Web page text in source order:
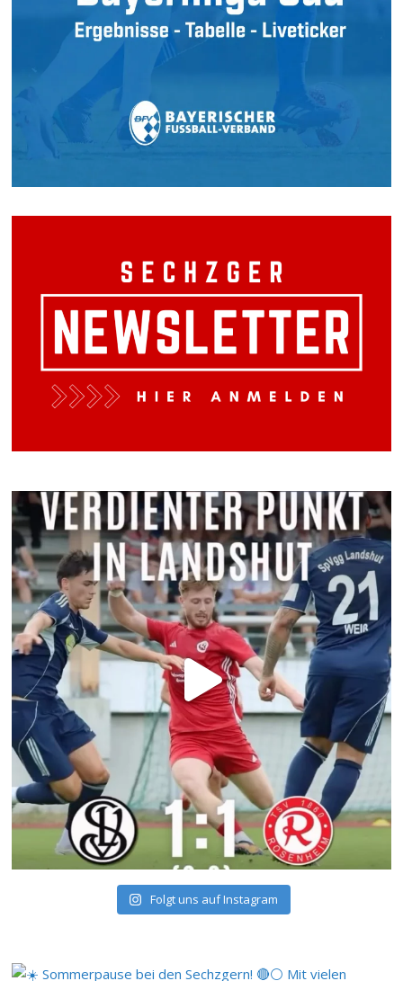
Folgt uns auf Instagram